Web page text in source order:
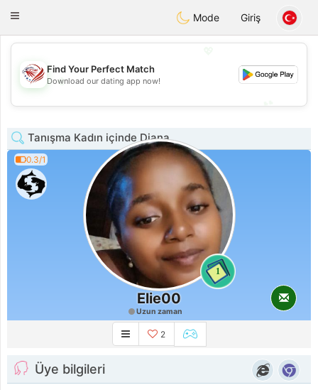
Dating
Toggle
Mode Giriş
💖
💕
Find Your Perfect Match
Download our dating app now!
Tanışma Kadın içinde Diana
0.3/1
1
Elie00
Uzun zaman
2
Üye bilgileri